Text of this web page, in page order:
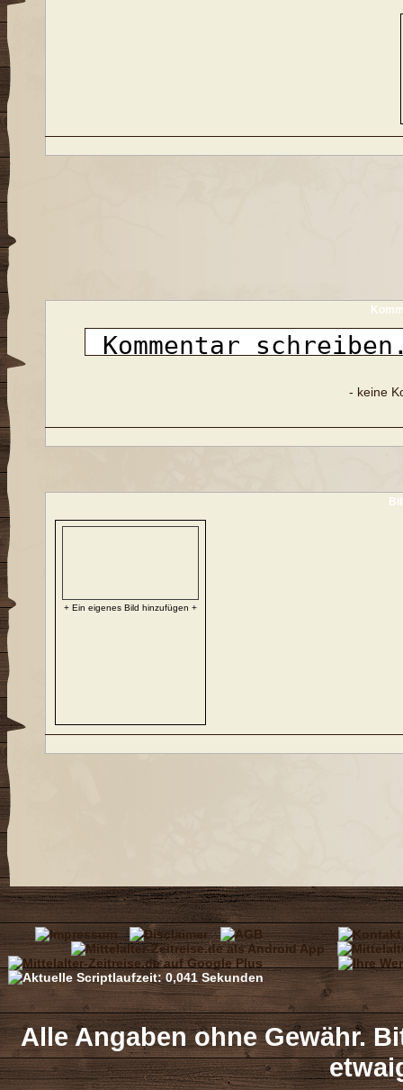
- keine
+ Ein eigenes Bild hinzufügen +
Alle Angaben ohne Gewähr.